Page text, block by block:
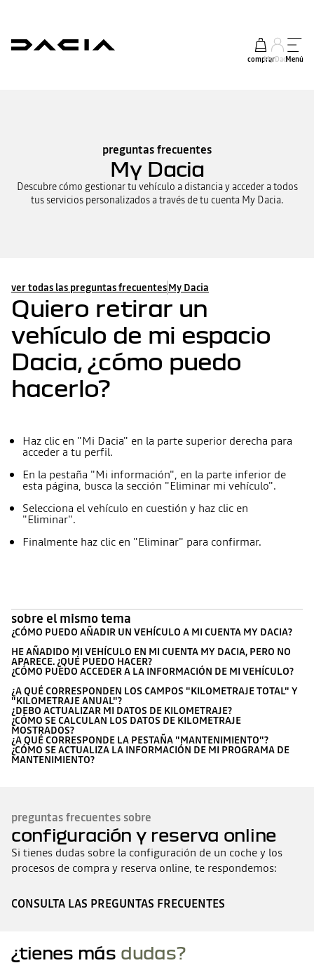
comprarMy DaciaMenú
preguntas frecuentes
My Dacia
Descubre cómo gestionar tu vehículo a distancia y acceder a todos
tus servicios personalizados a través de tu cuenta My Dacia.
ver todas las preguntas frecuentesMy Dacia
Quiero retirar un
vehículo de mi espacio
Dacia, ¿cómo puedo
hacerlo?
Haz clic en "Mi Dacia" en la parte superior derecha para
acceder a tu perfil.
En la pestaña "Mi información", en la parte inferior de
esta página, busca la sección "Eliminar mi vehículo".
Selecciona el vehículo en cuestión y haz clic en
"Eliminar".
Finalmente haz clic en "Eliminar" para confirmar.
sobre el mismo tema
¿CÓMO PUEDO AÑADIR UN VEHÍCULO A MI CUENTA MY DACIA?
HE AÑADIDO MI VEHÍCULO EN MI CUENTA MY DACIA, PERO NO
APARECE. ¿QUÉ PUEDO HACER?
¿CÓMO PUEDO ACCEDER A LA INFORMACIÓN DE MI VEHÍCULO?
¿A QUÉ CORRESPONDEN LOS CAMPOS "KILOMETRAJE TOTAL" Y
"KILOMETRAJE ANUAL"?
¿DEBO ACTUALIZAR MI DATOS DE KILOMETRAJE?
¿CÓMO SE CALCULAN LOS DATOS DE KILOMETRAJE
MOSTRADOS?
¿A QUÉ CORRESPONDE LA PESTAÑA "MANTENIMIENTO"?
¿CÓMO SE ACTUALIZA LA INFORMACIÓN DE MI PROGRAMA DE
MANTENIMIENTO?
preguntas frecuentes sobre
configuración y reserva online
Si tienes dudas sobre la configuración de un coche y los
procesos de compra y reserva online, te respondemos:
CONSULTA LAS PREGUNTAS FRECUENTES
¿tienes más dudas?